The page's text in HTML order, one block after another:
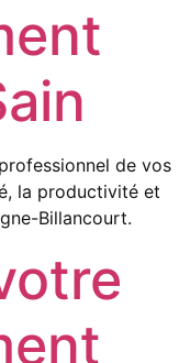
de vos
la productivité et
Billancourt.